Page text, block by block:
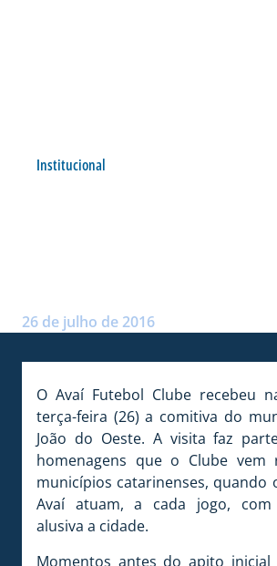
Institucional
26 de julho de 2016
O Avaí Futebol Clube recebeu
terça-feira (26) a comitiva do
João do Oeste. A visita faz
homenagens que o Clube vem
municípios catarinenses, quando
Avaí atuam, a cada jogo, com
alusiva a cidade.
Momentos antes do apito